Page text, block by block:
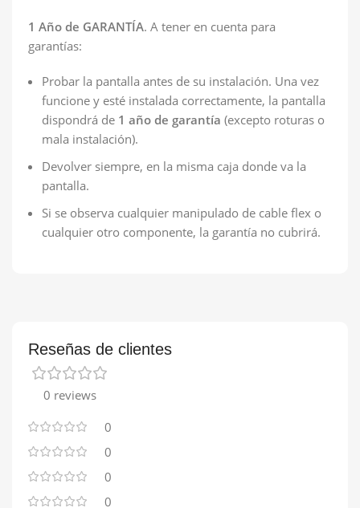
1 Año de GARANTÍA. A tener en cuenta para
garantías:
Probar la pantalla antes de su instalación. Una vez
funcione y esté instalada correctamente, la pantalla
dispondrá de 1 año de garantía (excepto roturas o
mala instalación).
Devolver siempre, en la misma caja donde va la
pantalla.
Si se observa cualquier manipulado de cable flex o
cualquier otro componente, la garantía no cubrirá.
Reseñas de clientes
0 reviews
0
0
0
0